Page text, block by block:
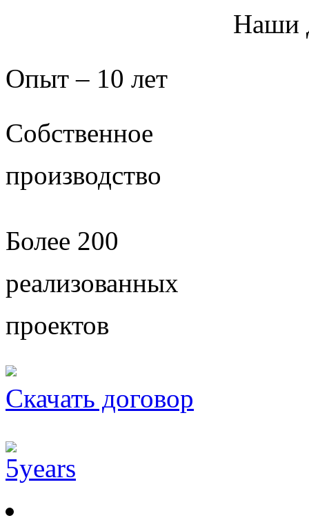
Наши
Опыт – 10 лет
Собственное
производство
Более 200
реализованных
проектов
Скачать договор